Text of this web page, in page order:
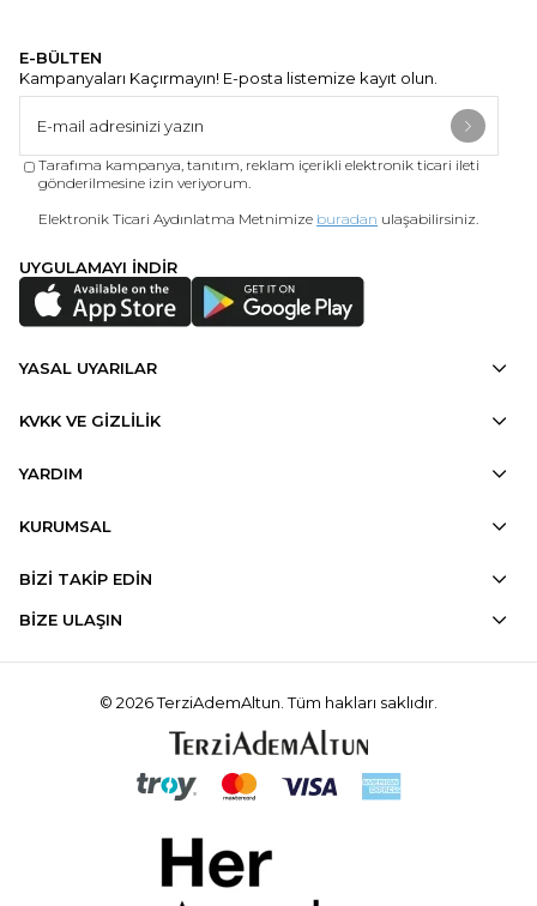
E-BÜLTEN
Kampanyaları Kaçırmayın! E-posta listemize kayıt olun.
Tarafıma kampanya, tanıtım, reklam içerikli elektronik ticari ileti
gönderilmesine izin veriyorum.
Elektronik Ticari Aydınlatma Metnimize buradan ulaşabilirsiniz.
UYGULAMAYI İNDİR
YASAL UYARILAR
KVKK VE GİZLİLİK
YARDIM
KURUMSAL
BİZİ TAKİP EDİN
BİZE ULAŞIN
© 2026 TerziAdemAltun. Tüm hakları saklıdır.